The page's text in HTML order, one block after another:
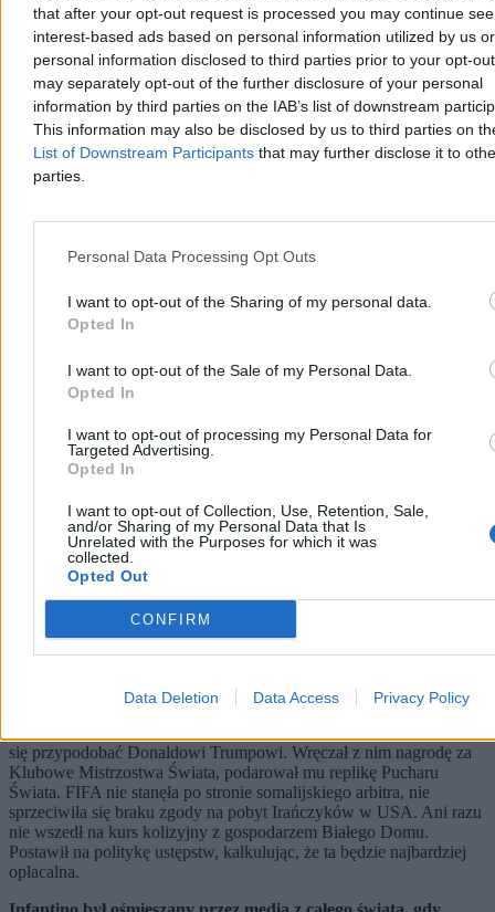
that after your opt-out request is processed you may continue
interest-based ads based on personal information utilized by us or
personal information disclosed to third parties prior to your opt-
may separately opt-out of the further disclosure of your personal
information by third parties on the IAB’s list of downstream
This information may also be disclosed by us to third parties on
List of Downstream Participants that may further disclose it to
parties.
Personal Data Processing Opt Outs
I want to opt-out of the Sharing of my personal data.
Opted In
I want to opt-out of the Sale of my Personal Data.
Opted In
I want to opt-out of processing my Personal Data for
Targeted Advertising.
Opted In
I want to opt-out of Collection, Use, Retention, Sale,
and/or Sharing of my Personal Data that Is
Unrelated with the Purposes for which it was
collected.
Opted Out
CONFIRM
Data Deletion Data Access Privacy Policy
Reklama
Reklama
Wydaje mi się, że Infantino grał nie tylko „na siebie”, a także na
się przypodobać Donaldowi Trumpowi. Wręczał z nim nagrodę za
Klubowe Mistrzostwa Świata, podarował mu replikę Pucharu
Świata. FIFA nie stanęła po stronie somalijskiego arbitra, nie
sprzeciwiła się braku zgody na pobyt Irańczyków w USA. Ani razu
nie wszedł na kurs kolizyjny z gospodarzem Białego Domu.
Postawił na politykę ustępstw, kalkulując, że ta będzie najbardziej
opłacalna.